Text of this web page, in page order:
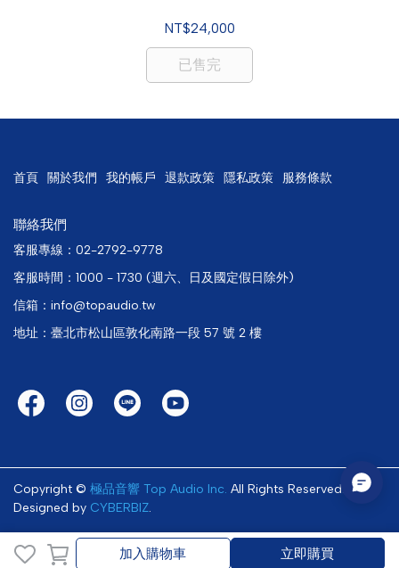
加入購物車 立即購買
NT$24,000
已售完
首頁 關於我們 我的帳戶 退款政策 隱私政策 服務條款
聯絡我們
客服專線：02-2792-9778
客服時間：1000 - 1730 (週六、日及國定假日除外)
信箱：info@topaudio.tw
地址：臺北市松山區敦化南路一段 57 號 2 樓
Copyright © 極品音響 Top Audio Inc. All Rights Reserved.
Designed by CYBERBIZ.